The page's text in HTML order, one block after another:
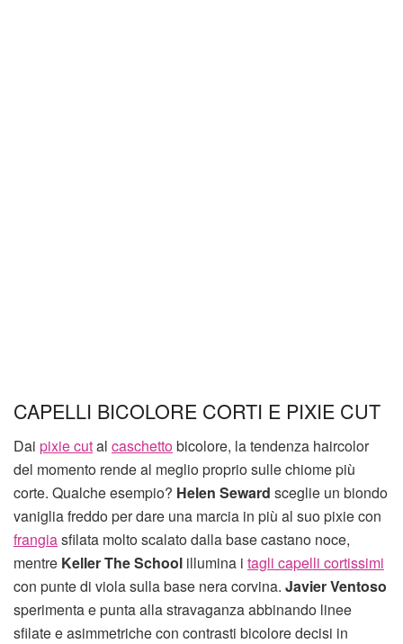
CAPELLI BICOLORE CORTI E PIXIE CUT
Dai pixie cutal caschettobicolore, la tendenza haircolor
del momento rende al meglio proprio sulle chiome più
corte. Qualche esempio? Helen Seward sceglie un biondo
vaniglia freddo per dare una marcia in più al suo pixie con
frangiasfilata molto scalato dalla base castano noce,
mentre Keller The School illumina i tagli capelli cortissimi
con punte di viola sulla base nera corvina. Javier Ventoso
sperimenta e punta alla stravaganza abbinando linee
sfilate e asimmetriche con contrasti bicolore decisi in